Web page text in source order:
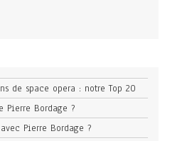
de space opera : notre Top 20
Pierre Bordage ?
Pierre Bordage ?